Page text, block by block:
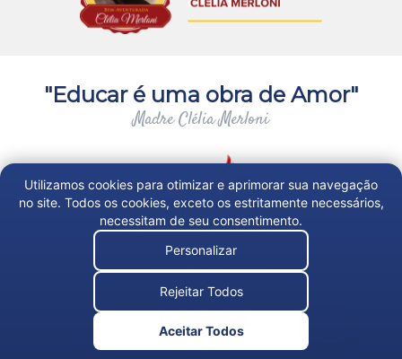
"Educar é uma obra de Amor"
Madre Clélia Merloni
Trabalhe Conosco
Utilizamos cookies para otimizar e aprimorar sua navegação
no site. Todos os cookies, exceto os estritamente necessários,
necessitam de seu consentimento.
Personalizar
Rejeitar Todos
Aceitar Todos